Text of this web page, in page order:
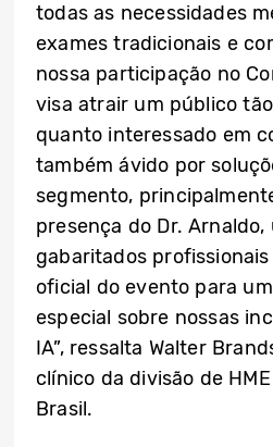
todas as necessidades
exames tradicionais e
nossa participação no
visa atrair um público
quanto interessado em
também ávido por
segmento,
presença do Dr. Arnaldo,
gabaritados
oficial do evento para
especial sobre nossas
IA”, ressalta Walter
clínico da divisão de
Brasil.